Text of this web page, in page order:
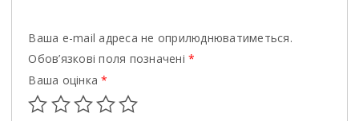
Ваша e-mail адреса не оприлюднюватиметься.
Обов’язкові поля позначені*
Ваша оцінка*